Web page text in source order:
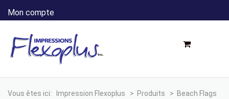
Mon compte
Vous êtes ici: Impression Flexoplus > Produits > Beach Flags